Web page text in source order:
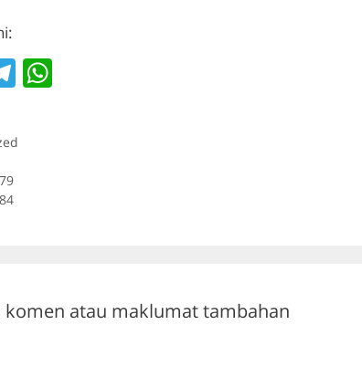
T
e
gr
komen atau maklumat tambahan